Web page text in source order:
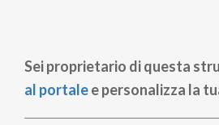
Sei proprietario di questa
al portalee personalizza la